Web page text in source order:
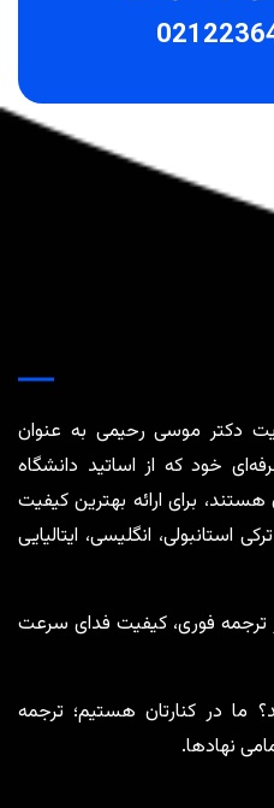
دکتر موسی رحیمی به عنوان
خود که از اساتید دانشگاه
برای ارائه بهترین کیفیت
استانبولی، انگلیسی، ایتالیایی
ترجمه‌ فوری، کیفیت فدای سرعت
ما در کنارتان هستیم؛ ترجمه
نهادها.